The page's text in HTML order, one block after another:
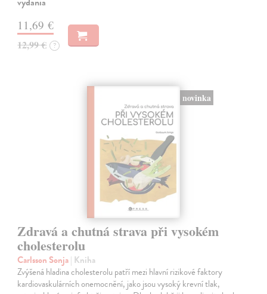
11,69 €
12,99 € ?
novinka
Zdravá a chutná strava při vysokém
cholesterolu
Carlsson Sonja| Kniha
Zvýšená hladina cholesterolu patří mezi hlavní rizikové faktory
kardiovaskulárních onemocnění, jako jsou vysoký krevní tlak,